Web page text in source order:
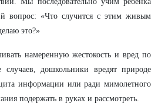
вопрос: «Что случится с этим живым
это?»
намеренную жестокость и вред по
дошкольники вредят природе
информации или ради мимолетного
подержать в руках и рассмотреть.